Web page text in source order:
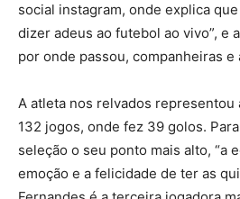
social instagram, onde explica
dizer adeus ao futebol ao vivo”, e
por onde passou, companheiras e
A atleta nos relvados representou
132 jogos, onde fez 39 golos.
seleção o seu ponto mais alto, “a
emoção e a felicidade de ter as